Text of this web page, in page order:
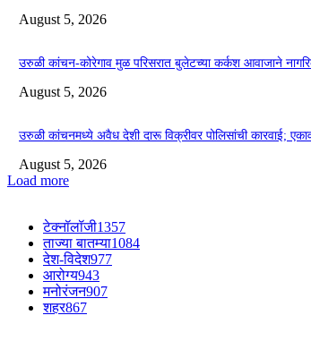
August 5, 2026
उरुळी कांचन-कोरेगाव मुळ परिसरात बुलेटच्या कर्कश आवाजाने
August 5, 2026
उरुळी कांचनमध्ये अवैध देशी दारू विक्रीवर पोलिसांची कारवाई;
August 5, 2026
Load more
टेक्नॉलॉजी1357
ताज्या बातम्या1084
देश-विदेश977
आरोग्य943
मनोरंजन907
शहर867